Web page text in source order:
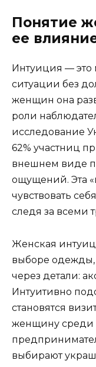
Понятие
ее
Интуиция —
ситуации без
женщин она
роли
исследование
62% участниц
внешнем виде
ощущений. Эта
чувствовать
следя за всеми
Женская
выборе одежды,
через детали:
Интуитивно
становятся
женщину среди
выбирают